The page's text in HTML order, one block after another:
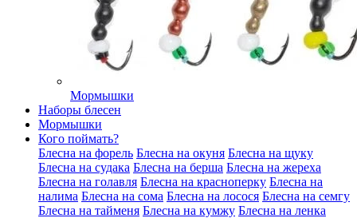
Мормышки
Наборы блесен
Мормышки
Кого поймать?
Блесна на форель Блесна на окуня Блесна на щуку
Блесна на судака Блесна на берша Блесна на жереха
Блесна на голавля Блесна на красноперку Блесна на
налима Блесна на сома Блесна на лосося Блесна на семгу
Блесна на тайменя Блесна на кумжу Блесна на ленка